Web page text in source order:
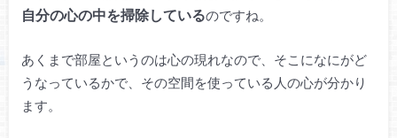
自分の心の中を掃除しているのですね。
あくまで部屋というのは心の現れなので、そこになにがど
うなっているかで、その空間を使っている人の心が分かり
ます。